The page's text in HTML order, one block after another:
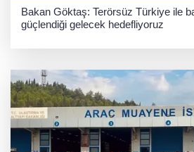
Bakan Göktaş: Terörsüz Türkiye ile
güçlendiği gelecek hedefliyoruz